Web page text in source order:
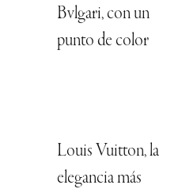
Bvlgari, con un
punto de color
Louis Vuitton, la
elegancia más